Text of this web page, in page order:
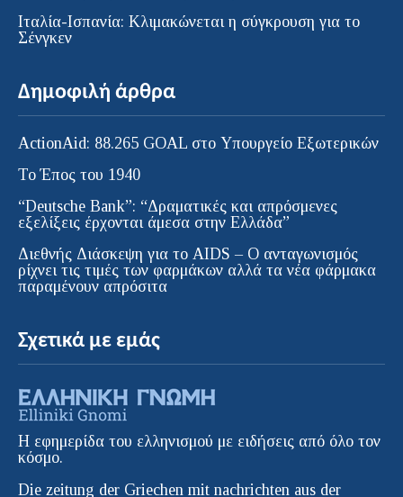
Ιταλία-Ισπανία: Κλιμακώνεται η σύγκρουση για το
Σένγκεν
Δημοφιλή άρθρα
ActionAid: 88.265 GOAL στο Υπουργείο Εξωτερικών
Το Έπος του 1940
“Deutsche Bank”: “Δραματικές και απρόσμενες
εξελίξεις έρχονται άμεσα στην Ελλάδα”
Διεθνής Διάσκεψη για το AIDS – Ο ανταγωνισμός
ρίχνει τις τιμές των φαρμάκων αλλά τα νέα φάρμακα
παραμένουν απρόσιτα
Σχετικά με εμάς
Η εφημερίδα του ελληνισμού με ειδήσεις από όλο τον
κόσμο.
Die zeitung der Griechen mit nachrichten aus der